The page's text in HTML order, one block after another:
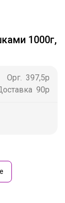
1000г,
Орг. 397,5р
90р